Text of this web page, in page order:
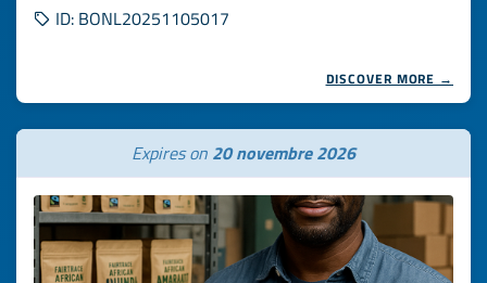
ID: BONL20251105017
DISCOVER MORE →
Expires on 20 novembre 2026